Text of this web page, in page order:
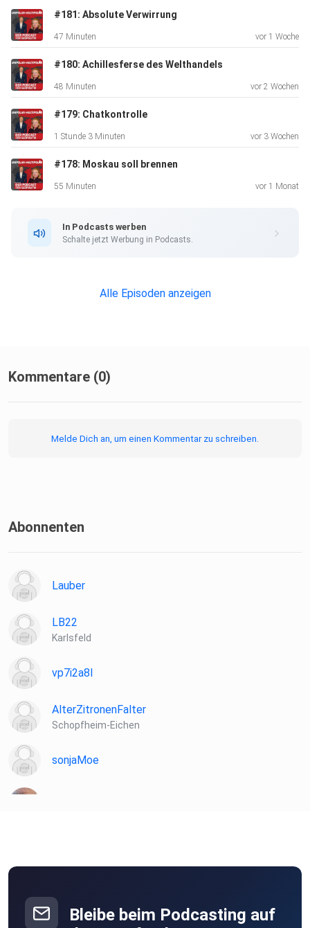
#181: Absolute Verwirrung
47 Minuten vor 1 Woche
#180: Achillesferse des Welthandels
48 Minuten vor 2 Wochen
#179: Chatkontrolle
1 Stunde 3 Minuten vor 3 Wochen
#178: Moskau soll brennen
55 Minuten vor 1 Monat
In Podcasts werben
Schalte jetzt Werbung in Podcasts.
Alle Episoden anzeigen
Kommentare (0)
Melde Dich an, um einen Kommentar zu schreiben.
Abonnenten
Lauber
LB22
Karlsfeld
vp7i2a8l
AlterZitronenFalter
Schopfheim-Eichen
sonjaMoe
Amsterdam
Bleibe beim Podcasting auf